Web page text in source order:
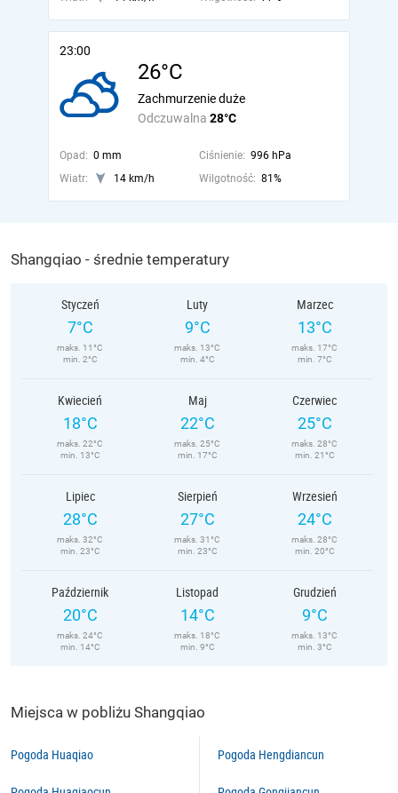
23:00
26°C
Odczuwalna 28°C
Zachmurzenie duże
Opad: 0 mm Ciśnienie: 996 hPa
Wiatr:
14 km/h Wilgotność: 81%
Shangqiao - średnie temperatury
Styczeń
7°C
maks. 11°C
min. 2°C
Luty
9°C
maks. 13°C
min. 4°C
Marzec
13°C
maks. 17°C
min. 7°C
Kwiecień
18°C
maks. 22°C
min. 13°C
Maj
22°C
maks. 25°C
min. 17°C
Czerwiec
25°C
maks. 28°C
min. 21°C
Lipiec
28°C
maks. 32°C
min. 23°C
Sierpień
27°C
maks. 31°C
min. 23°C
Wrzesień
24°C
maks. 28°C
min. 20°C
Październik
20°C
maks. 24°C
min. 14°C
Listopad
14°C
maks. 18°C
min. 9°C
Grudzień
9°C
maks. 13°C
min. 3°C
Miejsca w pobliżu Shangqiao
Pogoda Huaqiao Pogoda Hengdiancun